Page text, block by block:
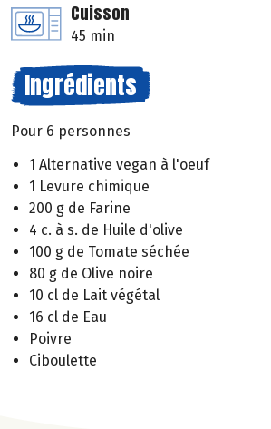
Cuisson
45 min
Ingrédients
Pour 6 personnes
1 Alternative vegan à l'oeuf
1 Levure chimique
200 g de Farine
4 c. à s. de Huile d'olive
100 g de Tomate séchée
80 g de Olive noire
10 cl de Lait végétal
16 cl de Eau
Poivre
Ciboulette